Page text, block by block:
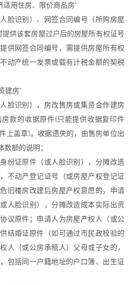
适用住房、限价商品房”
脸识别）、网签合同编号（所购房屋
提供该套房屋过户后的房屋所有权证号
供网签合同编号，需提供房屋所有权
动产统一发票或载有计税金额的契税
建房”
脸识别），房改售房或集资合作建房
款的收据原件(只能提供收据复印件
上盖章)。收据遗失的，由售房单位出
额的说明；
份证原件（或人脸识别），分摊改造
不动产登记证号（或房屋产权登记证
旧楼房改建后房屋产权意愿的，申请
人脸识别），分摊改造成本实际出资
议原件；申请人为房屋产权人（或公
结婚证原件（如可通过市民政校验的
人（或公房承租人）父母或子女的，
包括同一户籍地址的户口簿、出生证